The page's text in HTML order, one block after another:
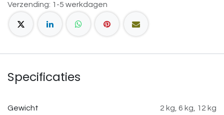
Verzending: 1-5 werkdagen
Specificaties
Gewicht 2 kg, 6 kg, 12 kg